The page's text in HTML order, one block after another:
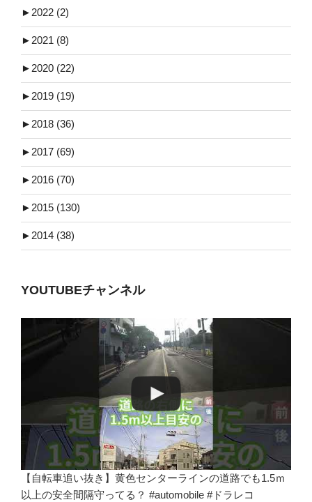
► 2022 (2)
► 2021 (8)
► 2020 (22)
► 2019 (19)
► 2018 (36)
► 2017 (69)
► 2016 (70)
► 2015 (130)
► 2014 (38)
YOUTUBEチャンネル
【自転車追い抜き】黄色センターラインの道路でも1.5ｍ
以上の安全間隔守ってる？ #automobile #ドラレコ